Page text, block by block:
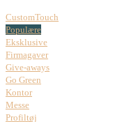
CustomTouch
Populære
Eksklusive
Firmagaver
Give-aways
Go Green
Kontor
Messe
Profiltøj